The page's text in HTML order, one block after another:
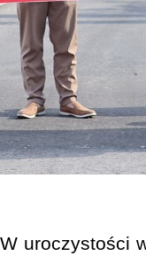
W uroczystości